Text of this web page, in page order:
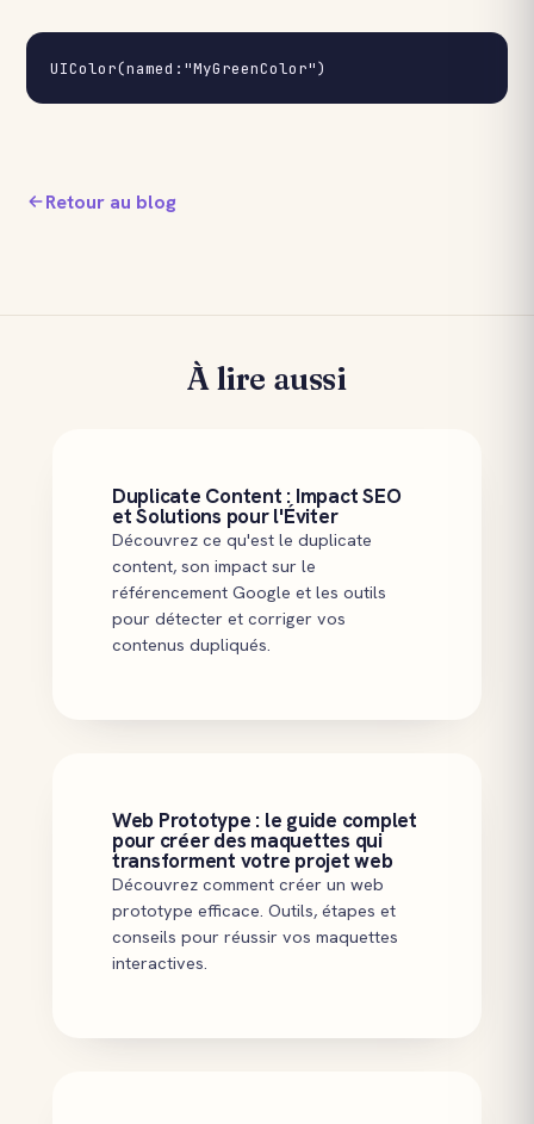
UIColor(named:"MyGreenColor")
Retour au blog
À lire aussi
Duplicate Content : Impact SEO
et Solutions pour l'Éviter
Découvrez ce qu'est le duplicate
content, son impact sur le
référencement Google et les outils
pour détecter et corriger vos
contenus dupliqués.
Web Prototype : le guide complet
pour créer des maquettes qui
transforment votre projet web
Découvrez comment créer un web
prototype efficace. Outils, étapes et
conseils pour réussir vos maquettes
interactives.